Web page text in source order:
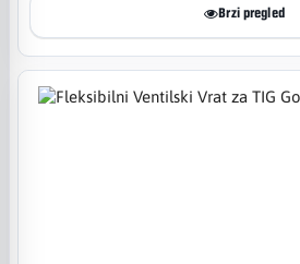
Brzi pregled